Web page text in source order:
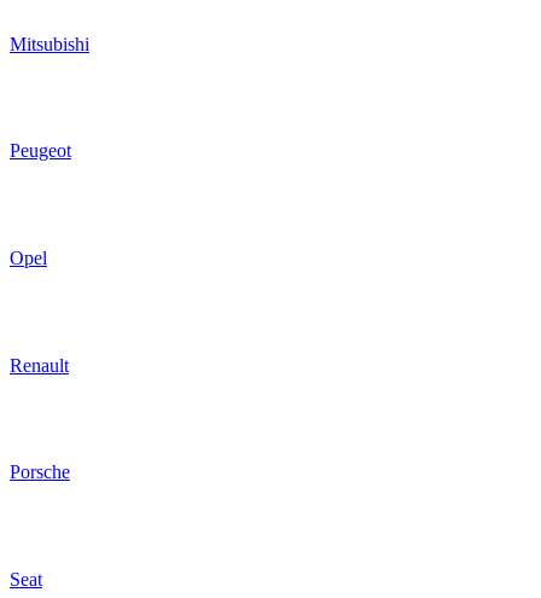
Mitsubishi
Peugeot
Opel
Renault
Porsche
Seat